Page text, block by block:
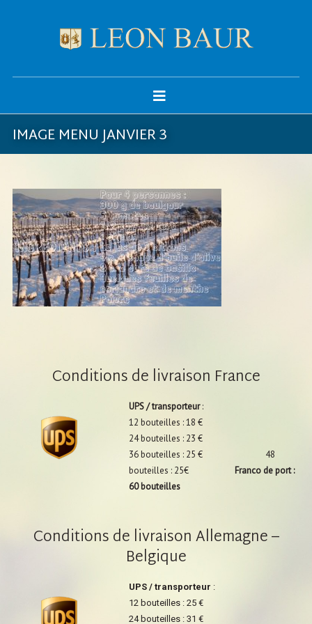
IMAGE MENU JANVIER 3
Conditions de livraison France
UPS / transporteur:
12 bouteilles : 18 €
24 bouteilles : 23 €
36 bouteilles : 25 € 48
bouteilles : 25€
Franco de port :
60 bouteilles
Conditions de livraison Allemagne –
Belgique
UPS / transporteur :
12 bouteilles : 25 €
24 bouteilles : 31 €